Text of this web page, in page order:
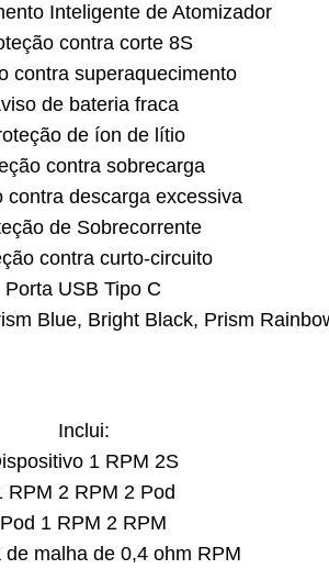
Inteligente de Atomizador
contra corte 8S
contra superaquecimento
de bateria fraca
de íon de lítio
contra sobrecarga
contra descarga excessiva
de Sobrecorrente
contra curto-circuito
Porta USB Tipo C
Blue, Bright Black, Prism
Inclui:
1 RPM 2S
RPM 2 RPM 2 Pod
Pod 1 RPM 2 RPM
de malha de 0,4 ohm RPM